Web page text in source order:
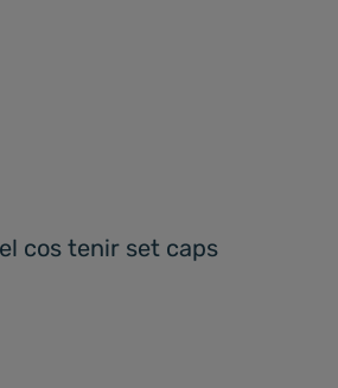
cos tenir set caps